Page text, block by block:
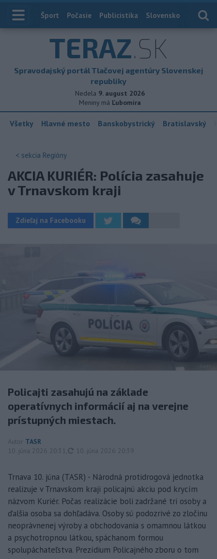
Index
Šport Počasie Publicistika Slovensko
TERAZ.SK
Spravodajský portál Tlačovej agentúry Slovenskej
republiky
Nedela 9. august 2026
Meniny má Ľubomíra
Všetky Hlavné mesto Banskobystrický Bratislavský
< sekcia Regióny
AKCIA KURIÉR: Polícia zasahuje
v Trnavskom kraji
Zdieľaj na Facebooku
Policajti zasahujú na základe
operatívnych informácií aj na verejne
prístupných miestach.
Autor TASR
10. júna 2026 20:31
aktualizované
10. júna 2026 20:39
Trnava 10. júna (TASR) - Národná protidrogová jednotka
realizuje v Trnavskom kraji policajnú akciu pod krycím
názvom Kuriér. Počas realizácie boli zadržané tri osoby a
ďalšia osoba sa dohľadáva. Osoby sú podozrivé zo zločinu
neoprávnenej výroby a obchodovania s omamnou látkou
a psychotropnou látkou, spáchanom formou
spolupáchateľstva. Prezídium Policajného zboru o tom